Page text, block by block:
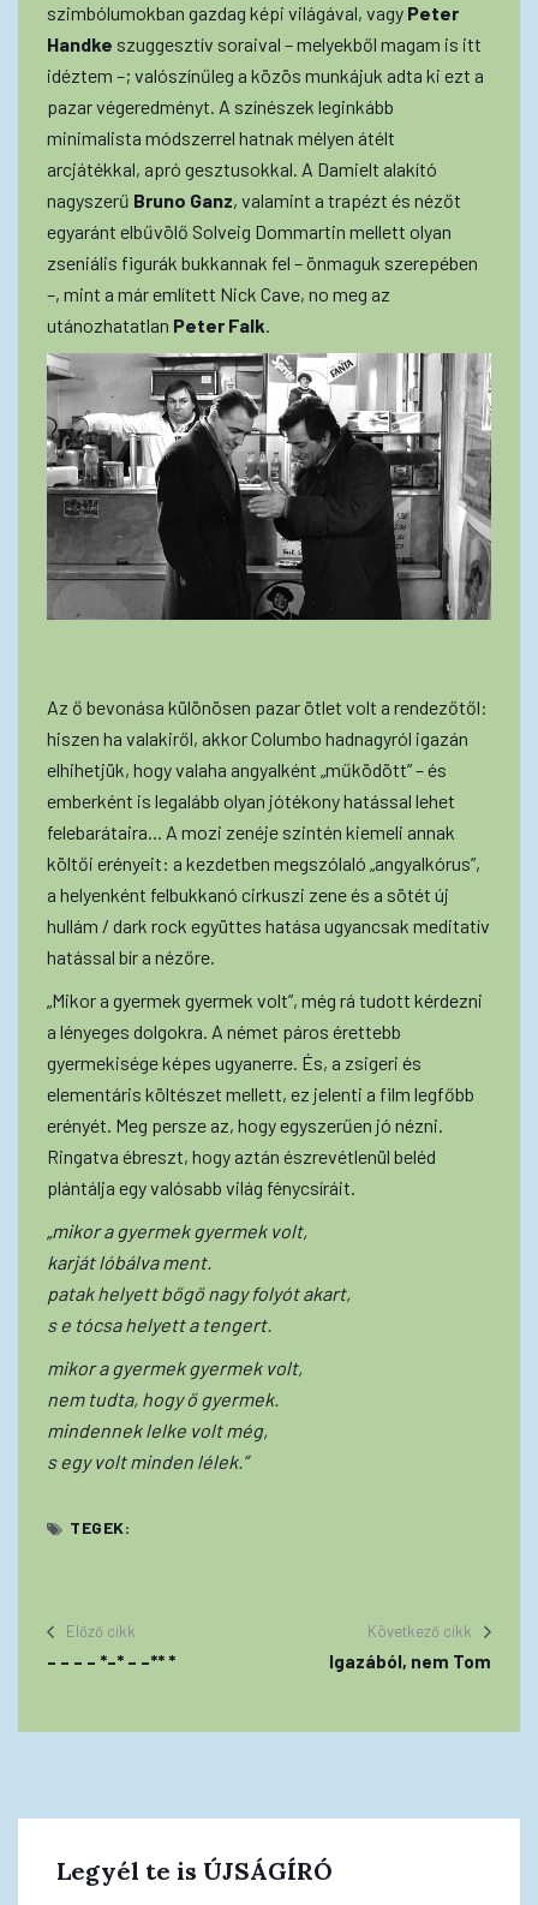
szimbólumokban gazdag képi világával, vagy Peter
Handke szuggesztív soraival – melyekből magam is itt
idéztem –; valószínűleg a közös munkájuk adta ki ezt a
pazar végeredményt. A színészek leginkább
minimalista módszerrel hatnak mélyen átélt
arcjátékkal, apró gesztusokkal. A Damielt alakító
nagyszerű Bruno Ganz, valamint a trapézt és nézőt
egyaránt elbűvölő Solveig Dommartin mellett olyan
zseniális figurák bukkannak fel – önmaguk szerepében
–, mint a már említett Nick Cave, no meg az
utánozhatatlan Peter Falk.
Az ő bevonása különösen pazar ötlet volt a rendezőtől:
hiszen ha valakiről, akkor Columbo hadnagyról igazán
elhihetjük, hogy valaha angyalként „működött” – és
emberként is legalább olyan jótékony hatással lehet
felebarátaira... A mozi zenéje szintén kiemeli annak
költői erényeit: a kezdetben megszólaló „angyalkórus”,
a helyenként felbukkanó cirkuszi zene és a sötét új
hullám / dark rock együttes hatása ugyancsak meditatív
hatással bír a nézőre.
„Mikor a gyermek gyermek volt”, még rá tudott kérdezni
a lényeges dolgokra. A német páros érettebb
gyermekisége képes ugyanerre. És, a zsigeri és
elementáris költészet mellett, ez jelenti a film legfőbb
erényét. Meg persze az, hogy egyszerűen jó nézni.
Ringatva ébreszt, hogy aztán észrevétlenül beléd
plántálja egy valósabb világ fénycsíráit.
„mikor a gyermek gyermek volt,
karját lóbálva ment.
patak helyett bőgő nagy folyót akart,
s e tócsa helyett a tengert.
mikor a gyermek gyermek volt,
nem tudta, hogy ő gyermek.
mindennek lelke volt még,
s egy volt minden lélek.”
TEGEK:
Előző cikk
– – – – *–* – –** *
Következő cikk
Igazából, nem Tom
Legyél te is ÚJSÁGÍRÓ